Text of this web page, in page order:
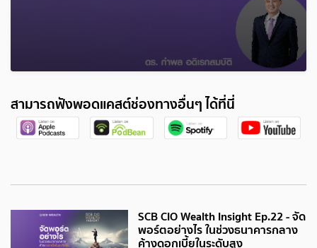
สามารถฟังพอดแคสต์ช่องทางอื่นๆ ได้ที่นี่
SCB CIO Wealth Insight Ep.22 - จัด
พอร์ตอย่างไร ในช่วงธนาคารกลาง
ค้างดอกเบี้ยในระดับสูง